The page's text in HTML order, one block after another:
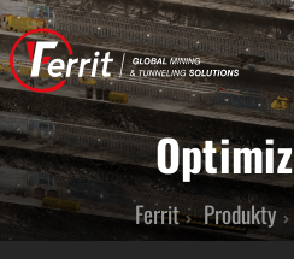
Ferrit Produkty